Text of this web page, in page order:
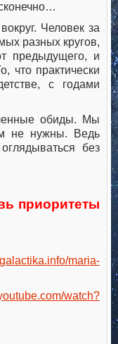
Человек за
разных кругов,
предыдущего, и
что практически
с годами
обиды. Мы
не нужны. Ведь
без
приоритеты
maria-
watch?